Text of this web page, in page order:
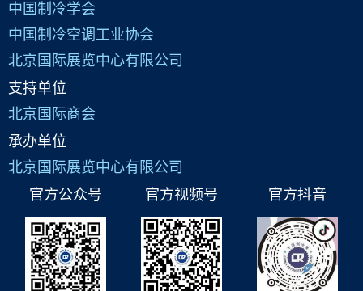
中国制冷学会
中国制冷空调工业协会
北京国际展览中心有限公司
支持单位
北京国际商会
承办单位
北京国际展览中心有限公司
官方公众号
官方视频号 官方抖音